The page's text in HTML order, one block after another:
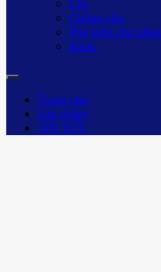
Chì
Chống cần
Phụ kiện che nắng
Khác
Trang chủ
Sản phẩm
TIN TỨC